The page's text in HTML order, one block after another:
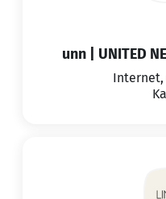
unn | UNITED
Internet,